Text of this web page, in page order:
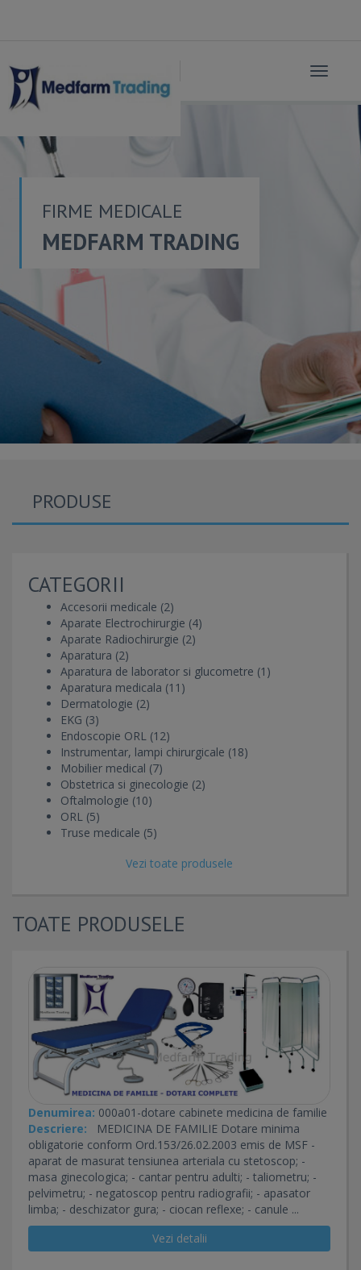
Toggle
FIRME MEDICALE
MEDFARM TRADING
PRODUSE
CATEGORII
Accesorii medicale (2)
Aparate Electrochirurgie (4)
Aparate Radiochirurgie (2)
Aparatura (2)
Aparatura de laborator si glucometre (1)
Aparatura medicala (11)
Dermatologie (2)
EKG (3)
Endoscopie ORL (12)
Instrumentar, lampi chirurgicale (18)
Mobilier medical (7)
Obstetrica si ginecologie (2)
Oftalmologie (10)
ORL (5)
Truse medicale (5)
Vezi toate produsele
TOATE PRODUSELE
Denumirea: 000a01-dotare cabinete medicina de familie
Descriere: MEDICINA DE FAMILIE Dotare minima
obligatorie conform Ord.153/26.02.2003 emis de MSF -
aparat de masurat tensiunea arteriala cu stetoscop; -
masa ginecologica; - cantar pentru adulti; - taliometru; -
pelvimetru; - negatoscop pentru radiografii; - apasator
limba; - deschizator gura; - ciocan reflexe; - canule ...
Vezi detalii